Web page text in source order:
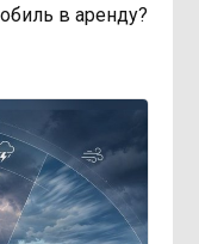
в аренду?